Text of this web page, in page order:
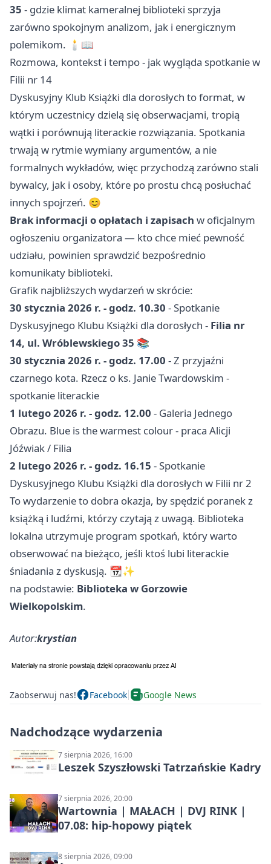
35 - gdzie klimat kameralnej biblioteki sprzyja
zarówno spokojnym analizom, jak i energicznym
polemikom. 🕯️📖
Rozmowa, kontekst i tempo - jak wygląda spotkanie w
Filii nr 14
Dyskusyjny Klub Książki dla dorosłych to format, w
którym uczestnicy dzielą się obserwacjami, tropią
wątki i porównują literackie rozwiązania. Spotkania
trwają w rytmie wymiany argumentów, a nie
formalnych wykładów, więc przychodzą zarówno stali
bywalcy, jak i osoby, które po prostu chcą posłuchać
innych spojrzeń. 😊
Brak informacji o opłatach i zapisach w oficjalnym
ogłoszeniu organizatora — kto chce mieć pewność
udziału, powinien sprawdzić bezpośrednio
komunikaty biblioteki.
Grafik najbliższych wydarzeń w skrócie:
30 stycznia 2026 r. - godz. 10.30 - Spotkanie
Dyskusyjnego Klubu Książki dla dorosłych - Filia nr
14, ul. Wróblewskiego 35 📚
30 stycznia 2026 r. - godz. 17.00 - Z przyjaźni
czarnego kota. Rzecz o ks. Janie Twardowskim -
spotkanie literackie
1 lutego 2026 r. - godz. 12.00 - Galeria Jednego
Obrazu. Blue is the warmest colour - praca Alicji
Jóźwiak / Filia
2 lutego 2026 r. - godz. 16.15 - Spotkanie
Dyskusyjnego Klubu Książki dla dorosłych w Filii nr 2
To wydarzenie to dobra okazja, by spędzić poranek z
książką i ludźmi, którzy czytają z uwagą. Biblioteka
lokalna utrzymuje program spotkań, który warto
obserwować na bieżąco, jeśli ktoś lubi literackie
śniadania z dyskusją. 📆✨
na podstawie: Biblioteka w Gorzowie
Wielkopolskim.
Autor:krystian
Zaobserwuj nas! Facebook Google News
Nadchodzące wydarzenia
7 sierpnia 2026, 16:00
Leszek Szyszłowski Tatrzańskie Kadry
7 sierpnia 2026, 20:00
Wartownia | MAŁACH | DVJ RINK |
07.08: hip-hopowy piątek
8 sierpnia 2026, 09:00